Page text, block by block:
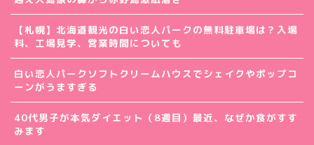
【札幌】北海道観光の白い恋人パークの無料駐車場は？入場
料、工場見学、営業時間についても
白い恋人パークソフトクリームハウスでシェイクやポップコ
ーンがうますぎる
40代男子が本気ダイエット（8週目）最近、なぜか食がすす
みます